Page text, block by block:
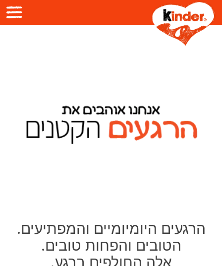
הרגעים היומיומיים והמפתיעים.
הטובים והפחות טובים.
אלה החולפים ברגע.